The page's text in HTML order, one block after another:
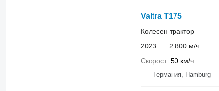
Valtra T175
Колесен трактор
2023
2 800 м/ч
Скорост 50 км/ч
Германия, Hamburg